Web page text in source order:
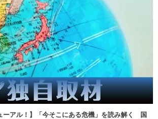
ーアル！】「今そこにある危機」を読み解く 国